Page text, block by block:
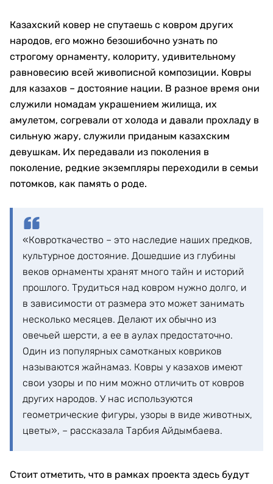
Казахский ковер не спутаешь с ковром других
народов, его можно безошибочно узнать по
строгому орнаменту, колориту, удивительному
равновесию всей живописной композиции. Ковры
для казахов – достояние нации. В разное время они
служили номадам украшением жилища, их
амулетом, согревали от холода и давали прохладу в
сильную жару, служили приданым казахским
девушкам. Их передавали из поколения в
поколение, редкие экземпляры переходили в семьи
потомков, как память о роде.
«Ковроткачество – это наследие наших предков,
культурное достояние. Дошедшие из глубины
веков орнаменты хранят много тайн и историй
прошлого. Трудиться над ковром нужно долго, и
в зависимости от размера это может занимать
несколько месяцев. Делают их обычно из
овечьей шерсти, а ее в аулах предостаточно.
Один из популярных самотканых ковриков
называются жайнамаз. Ковры у казахов имеют
свои узоры и по ним можно отличить от ковров
других народов. У нас используются
геометрические фигуры, узоры в виде животных,
цветы», – рассказала Тарбия Айдымбаева.
Стоит отметить, что в рамках проекта здесь будут